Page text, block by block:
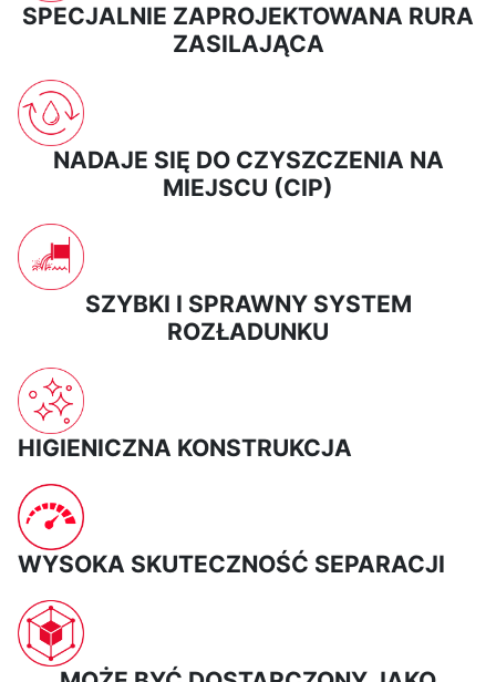
SPECJALNIE ZAPROJEKTOWANA RURA
ZASILAJĄCA
NADAJE SIĘ DO CZYSZCZENIA NA
MIEJSCU (CIP)
SZYBKI I SPRAWNY SYSTEM
ROZŁADUNKU
HIGIENICZNA KONSTRUKCJA
WYSOKA SKUTECZNOŚĆ SEPARACJI